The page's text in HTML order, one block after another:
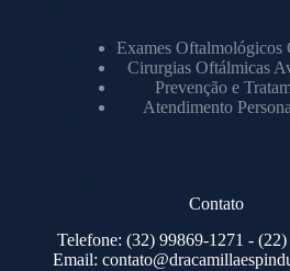
Exames Oftalmológicos
Cirurgias Oftálmicas
Prevenção e
Atendimento
Contato
Telefone: (32) 99869-1271 - (22)
Email: